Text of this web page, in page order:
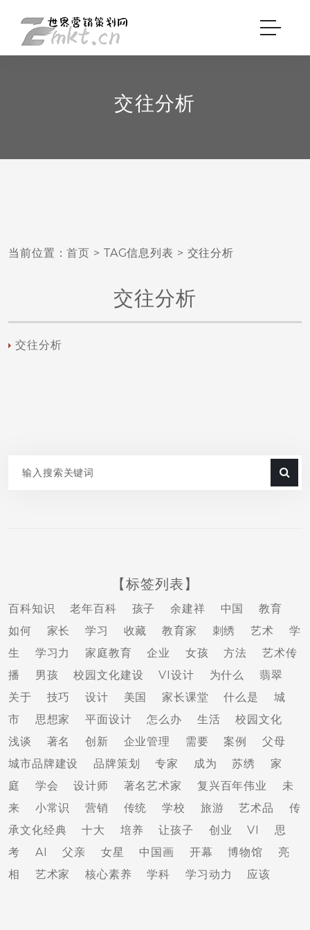
交往分析
当前位置：首页 > TAG信息列表 > 交往分析
交往分析
交往分析
【标签列表】
百科知识 老年百科 孩子 余建祥 中国
教育
如何
家长 学习 收藏 教育家 刺绣 艺术
学
生
学习力 家庭教育 企业 女孩 方法
艺术传
播
男孩 校园文化建设 VI设计 为什么
翡翠
关于
技巧 设计 美国 家长课堂 什么是
城
市
思想家 平面设计 怎么办 生活
校园文化
浅谈
著名 创新 企业管理 需要 案例
父母
城市品牌建设
品牌策划 专家 成为 苏绣
家
庭
学会 设计师 著名艺术家 复兴百年伟业
未
来
小常识 营销 传统 学校 旅游 艺术品
传
承文化经典
十大 培养 让孩子 创业 VI
思
考
AI 父亲 女星 中国画 开幕 博物馆
亮
相
艺术家 核心素养 学科 学习动力 应该